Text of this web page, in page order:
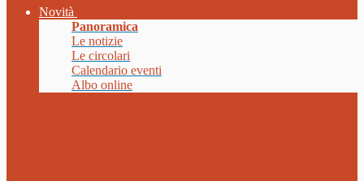
Novità
Panoramica
Le notizie
Le circolari
Calendario eventi
Albo online